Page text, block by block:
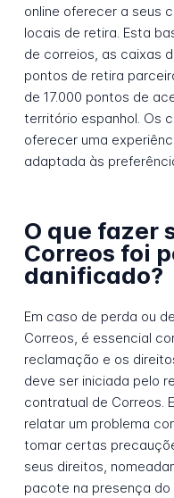
online oferecer a seus
locais de retira. Esta
de correios, as caixas
pontos de retira
de 17.000 pontos de
território espanhol. Os
oferecer uma
adaptada às
O que fazer
Correos foi
danificado?
Em caso de perda ou
Correos, é essencial
reclamação e os
deve ser iniciada pelo
contratual de Correos.
relatar um problema
tomar certas
seus direitos,
pacote na presença